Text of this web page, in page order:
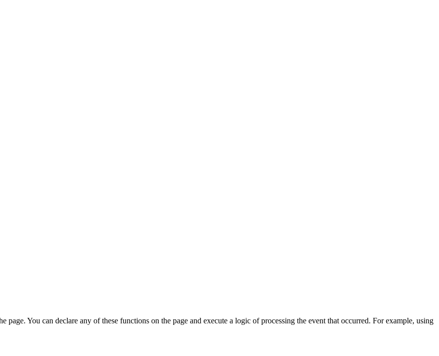
page. You can declare any of these functions on the page and execute a logic of processing the event that occurred. For example, using